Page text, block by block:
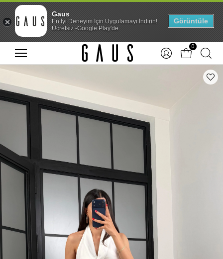
0
Gaus
En İyi Deneyim İçin Uygulamayı İndirin!
Ücretsiz -Google Play'de
Görüntüle